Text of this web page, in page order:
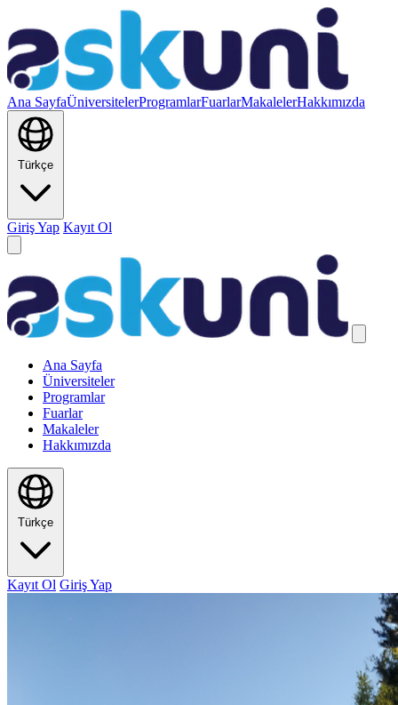
Ana SayfaÜniversitelerProgramlarFuarlarMakalelerHakkımızda
Türkçe
Giriş Yap Kayıt Ol
Ana Sayfa
Üniversiteler
Programlar
Fuarlar
Makaleler
Hakkımızda
Türkçe
Kayıt Ol Giriş Yap